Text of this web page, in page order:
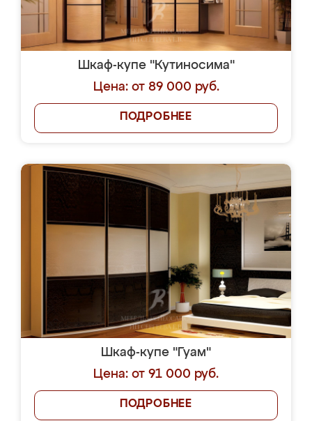
Шкаф-купе "Кутиносима"
Цена: от 89 000 руб.
ПОДРОБНЕЕ
Шкаф-купе "Гуам"
Цена: от 91 000 руб.
ПОДРОБНЕЕ